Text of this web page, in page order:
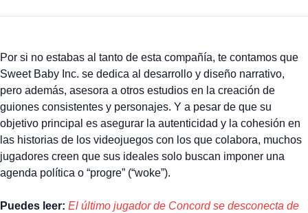
Por si no estabas al tanto de esta compañía, te contamos que
Sweet Baby Inc. se dedica al desarrollo y diseño narrativo,
pero además, asesora a otros estudios en la creación de
guiones consistentes y personajes. Y a pesar de que su
objetivo principal es asegurar la autenticidad y la cohesión en
las historias de los videojuegos con los que colabora, muchos
jugadores creen que sus ideales solo buscan imponer una
agenda política o “progre” (“woke”).
Puedes leer: El último jugador de Concord se desconecta de